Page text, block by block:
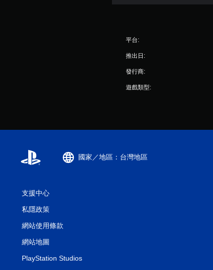
平台:
推出日:
發行商:
遊戲類型:
國家／地區：台灣地區
支援中心
私隱政策
網站使用條款
網站地圖
PlayStation Studios